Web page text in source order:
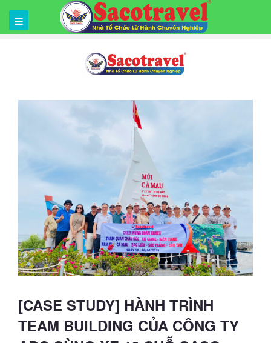
[CASE STUDY] HÀNH TRÌNH
TEAM BUILDING CỦA CÔNG TY